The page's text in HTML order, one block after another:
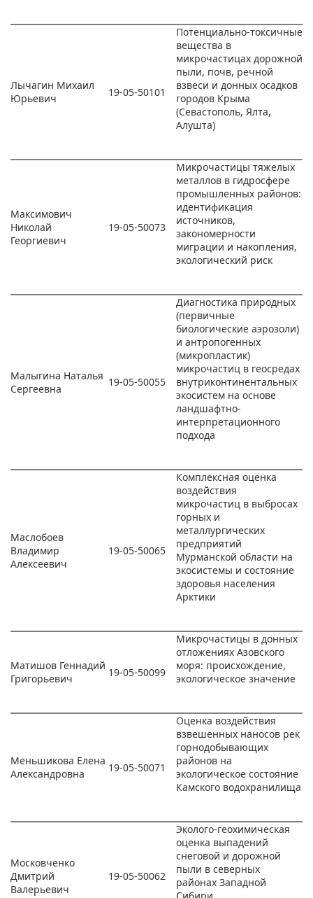
Лычагин Михаил
Юрьевич
19-05-50101
Потенциально-токсичные
вещества в
микрочастицах дорожной
пыли, почв, речной
взвеси и донных осадков
городов Крыма
(Севастополь, Ялта,
Алушта)
Максимович
Николай
Георгиевич
19-05-50073
Микрочастицы тяжелых
металлов в гидросфере
промышленных районов:
идентификация
источников,
закономерности
миграции и накопления,
экологический риск
Малыгина Наталья
Сергеевна
19-05-50055
Диагностика природных
(первичные
биологические аэрозоли)
и антропогенных
(микропластик)
микрочастиц в геосредах
внутриконтинентальных
экосистем на основе
ландшафтно-
интерпретационного
подхода
Маслобоев
Владимир
Алексеевич
19-05-50065
Комплексная оценка
воздействия
микрочастиц в выбросах
горных и
металлургических
предприятий
Мурманской области на
экосистемы и состояние
здоровья населения
Арктики
Матишов Геннадий
Григорьевич
19-05-50099
Микрочастицы в донных
отложениях Азовского
моря: происхождение,
экологическое значение
Меньшикова Елена
Александровна
19-05-50071
Оценка воздействия
взвешенных наносов рек
горнодобывающих
районов на
экологическое состояние
Камского водохранилища
Московченко
Дмитрий
Валерьевич
19-05-50062
Эколого-геохимическая
оценка выпадений
снеговой и дорожной
пыли в северных
районах Западной